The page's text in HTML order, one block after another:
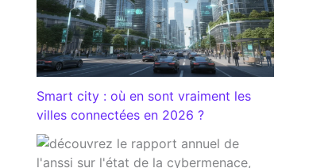
Smart city : où en sont vraiment les
villes connectées en 2026 ?